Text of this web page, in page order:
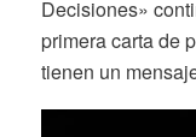
Decisiones»
primera carta de
tienen un